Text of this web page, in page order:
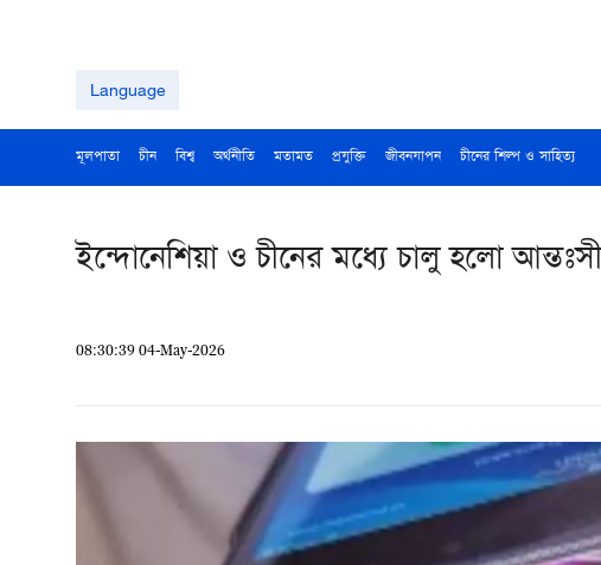
Language
মূলপাতা চীন বিশ্ব অর্থনীতি মতামত প্রযুক্তি জীবনযাপন চীনের শিল্প ও সাহিত্য
ইন্দোনেশিয়া ও চীনের মধ্যে চালু হলো
08:30:39 04-May-2026